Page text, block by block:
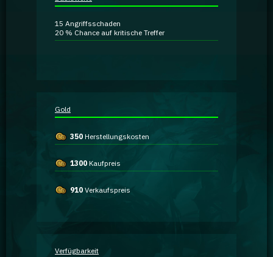
15 Angriffsschaden
20 % Chance auf kritische Treffer
Gold
350 Herstellungskosten
1300 Kaufpreis
910 Verkaufspreis
Verfügbarkeit